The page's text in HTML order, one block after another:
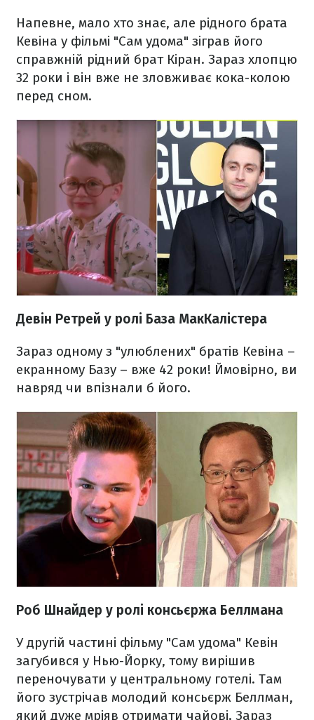
Напевне, мало хто знає, але рідного брата
Кевіна у фільмі "Сам удома" зіграв його
справжній рідний брат Кіран. Зараз хлопцю
32 роки і він вже не зловживає кока-колою
перед сном.
Девін Ретрей у ролі База МакКалістера
Зараз одному з "улюблених" братів Кевіна –
екранному Базу – вже 42 роки! Ймовірно, ви
навряд чи впізнали б його.
Роб Шнайдер у ролі консьєржа Беллмана
У другій частині фільму "Сам удома" Кевін
загубився у Нью-Йорку, тому вирішив
переночувати у центральному готелі. Там
його зустрічав молодий консьєрж Беллман,
який дуже мріяв отримати чайові. Зараз